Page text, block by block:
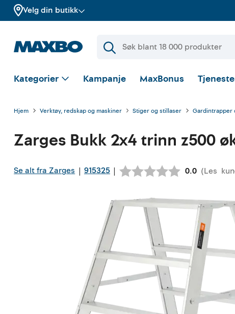
Velg din butikk
Kategorier Kampanje MaxBonus
Hjem Verktøy, redskap og maskiner Stiger og stillaser Gardintrapper
Zarges Bukk 2x4 trinn z500
Se alt fra Zarges | 915325 | 0.0 (Les